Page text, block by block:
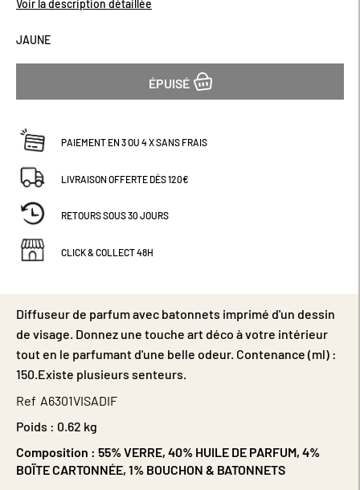
plusieurs senteurs.
Voir la description détaillée
JAUNE
ÉPUISÉ
PAIEMENT EN 3 OU 4 X SANS FRAIS
LIVRAISON OFFERTE DÈS 120€
RETOURS SOUS 30 JOURS
CLICK & COLLECT 48H
Diffuseur de parfum avec batonnets imprimé d'un dessin
de visage. Donnez une touche art déco à votre intérieur
tout en le parfumant d'une belle odeur. Contenance (ml) :
150.Existe plusieurs senteurs.
Ref A6301VISADIF
Poids : 0.62 kg
Composition : 55% VERRE, 40% HUILE DE PARFUM, 4%
BOÏTE CARTONNÉE, 1% BOUCHON & BATONNETS